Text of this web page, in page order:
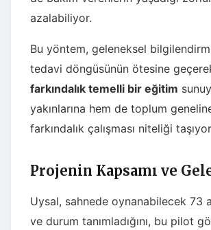
azalabiliyor.
Bu yöntem, geleneksel
tedavi döngüsünün ötesine
farkındalık temelli bir eğitim
yakınlarına hem de toplum
farkındalık çalışması niteliği
Projenin Kapsamı ve
Uysal, sahnede oynanabilecek 73
ve durum tanımladığını, bu pilot